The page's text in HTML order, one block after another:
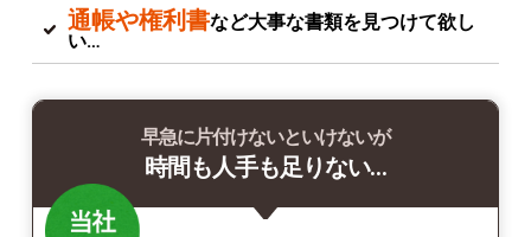
通帳や権利書など大事な書類を見つけて欲し
い…
早急に片付けないといけないが
時間も人手も足りない…